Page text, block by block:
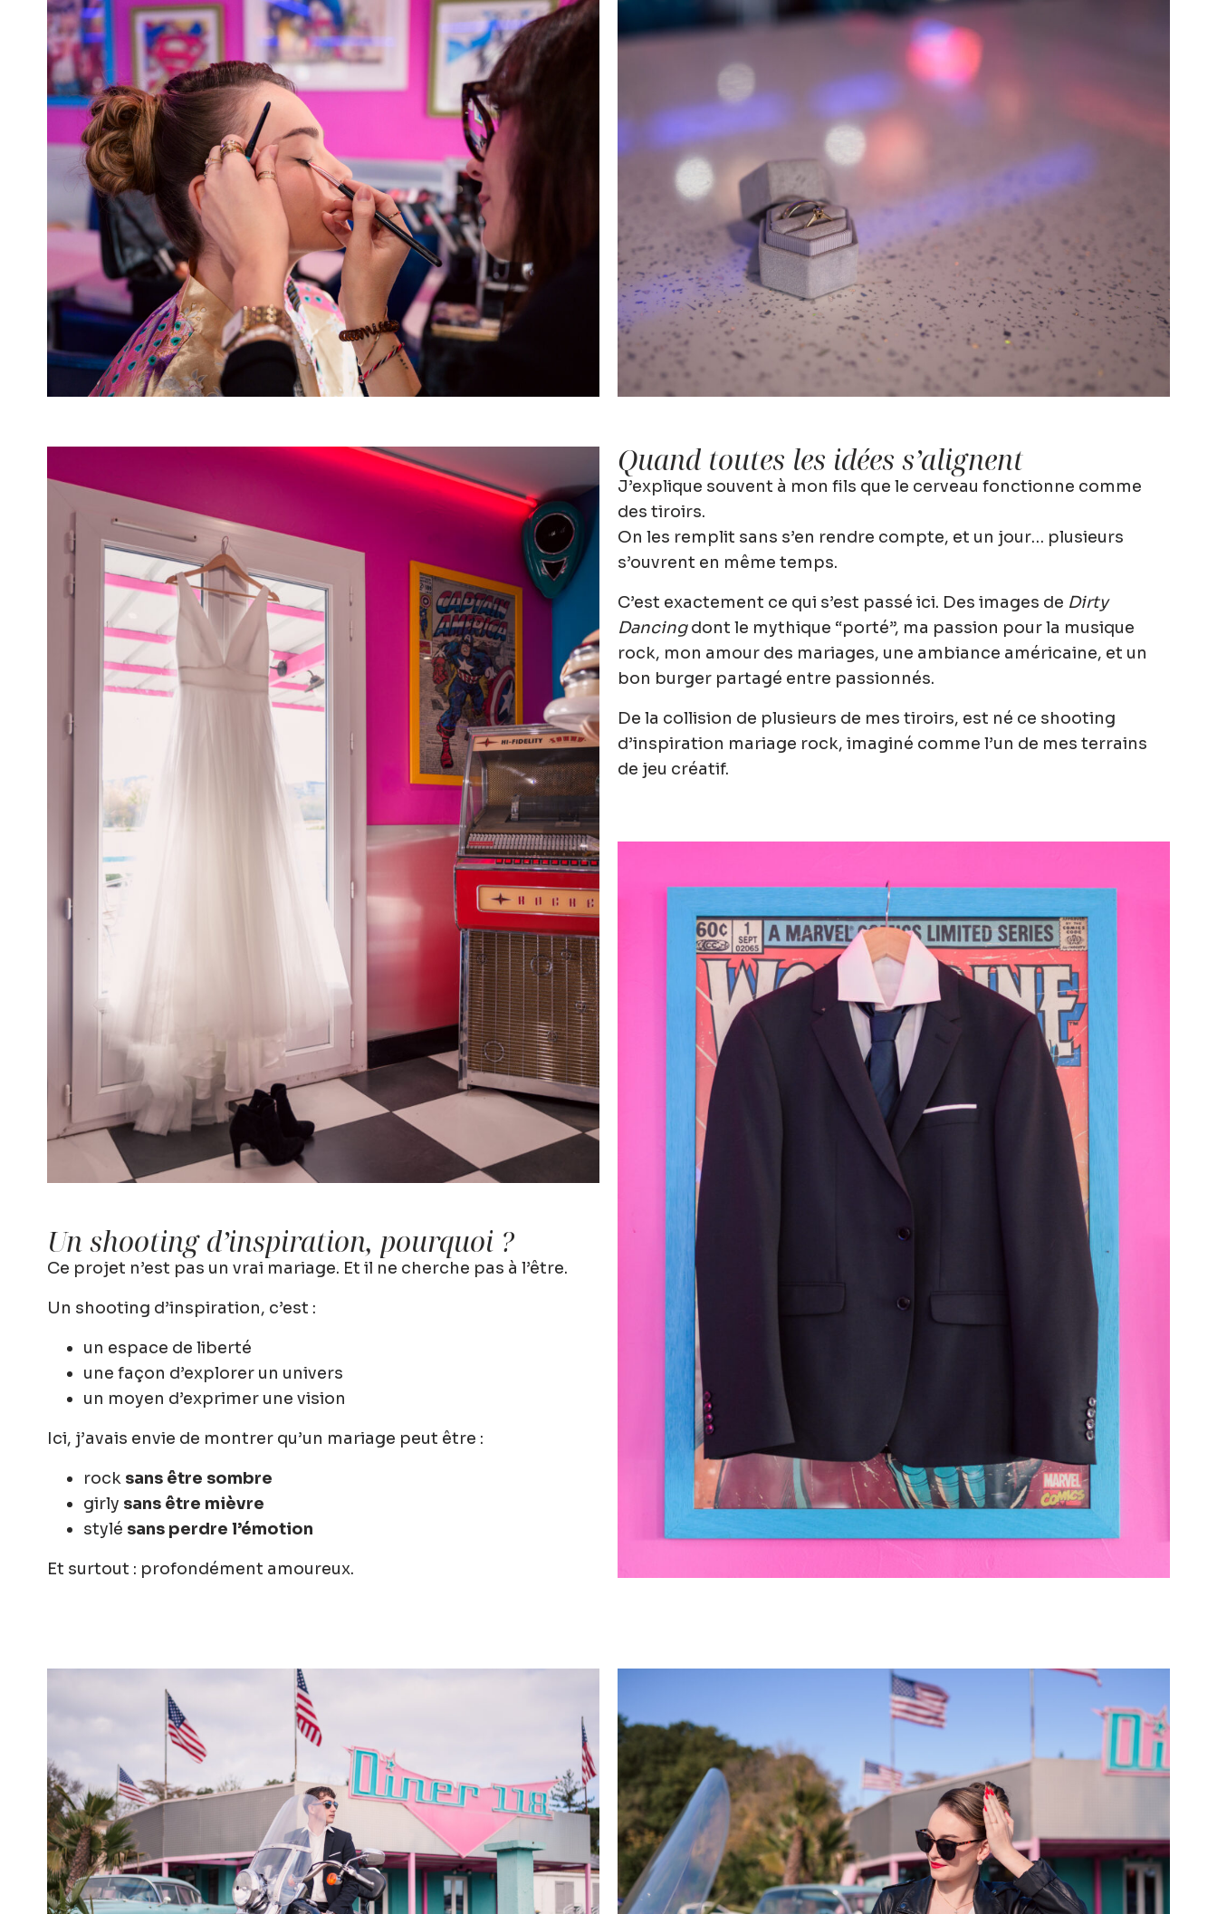
Un shooting d’inspiration, pourquoi ?
Ce projet n’est pas un vrai mariage. Et il ne cherche pas à l’être.
Un shooting d’inspiration, c’est :
un espace de liberté
une façon d’explorer un univers
un moyen d’exprimer une vision
Ici, j’avais envie de montrer qu’un mariage peut être :
rock sans être sombre
girly sans être mièvre
stylé sans perdre l’émotion
Et surtout : profondément amoureux.
Quand toutes les idées s’alignent
J’explique souvent à mon fils que le cerveau fonctionne comme
des tiroirs.
On les remplit sans s’en rendre compte, et un jour… plusieurs
s’ouvrent en même temps.
C’est exactement ce qui s’est passé ici. Des images de Dirty
Dancingdont le mythique “porté”, ma passion pour la musique
rock, mon amour des mariages, une ambiance américaine, et un
bon burger partagé entre passionnés.
De la collision de plusieurs de mes tiroirs, est né ce shooting
d’inspiration mariage rock, imaginé comme l’un de mes terrains
de jeu créatif.